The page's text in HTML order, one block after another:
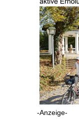
-Anzeige-